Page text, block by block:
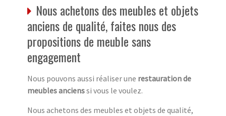
Nous achetons des meubles et objets
anciens de qualité, faites nous des
propositions de meuble sans
engagement
Nous pouvons aussi réaliser une restauration de
meubles ancienssi vous le voulez.
Nous achetons des meubles et objets de qualité,